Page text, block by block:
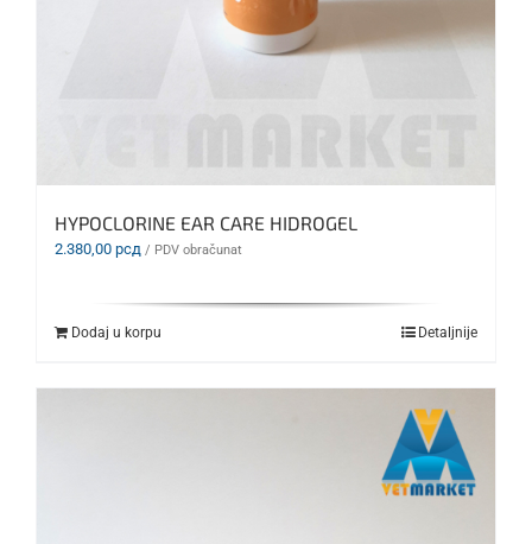
HYPOCLORINE EAR CARE HIDROGEL
2.380,00 рсд / PDV obračunat
Dodaj u korpu Detaljnije